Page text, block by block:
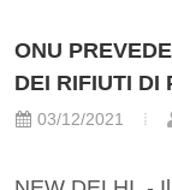
ONU
DEI RIFIUTI DI
03/12/2021